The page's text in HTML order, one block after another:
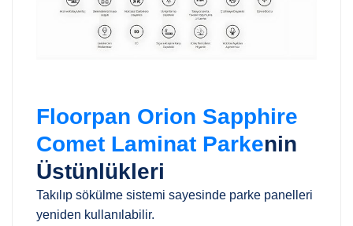
Floorpan Orion Sapphire
Comet Laminat Parkenin
Üstünlükleri
Takılıp sökülme sistemi sayesinde parke panelleri
yeniden kullanılabilir.